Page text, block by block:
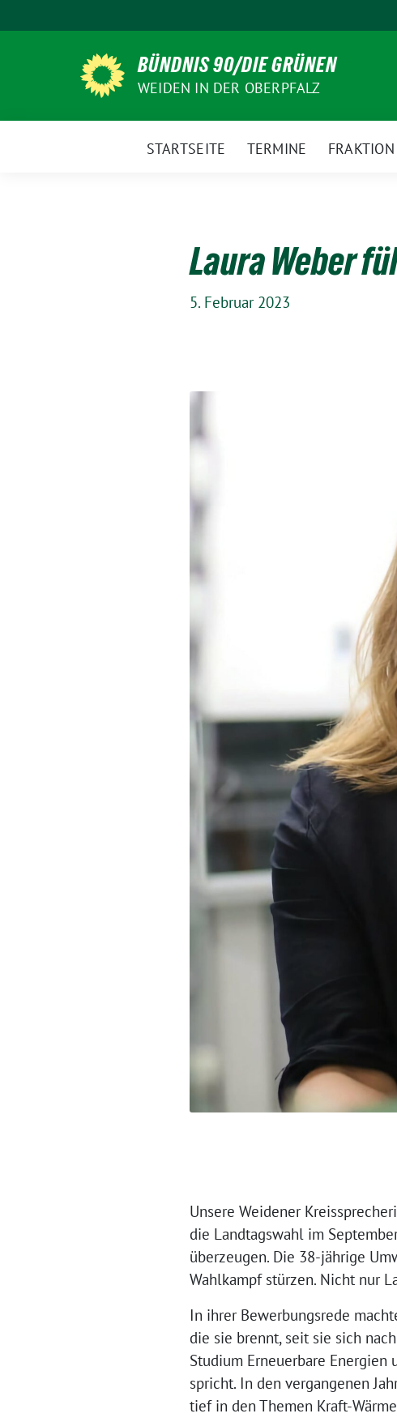
zum
BÜNDNIS 90/DIE GRÜNEN
WEIDEN IN DER OBERPFALZ
STARTSEITE TERMINE FRAKTION
Laura Weber
5. Februar 2023
Unsere Weidener
die Landtagswahl im
überzeugen. Die 38-jährige
Wahlkampf stürzen. Nicht nur
In ihrer Bewerbungsrede
die sie brennt, seit sie sich
Studium Erneuerbare
spricht. In den vergangenen
tief in den Themen Kraft-